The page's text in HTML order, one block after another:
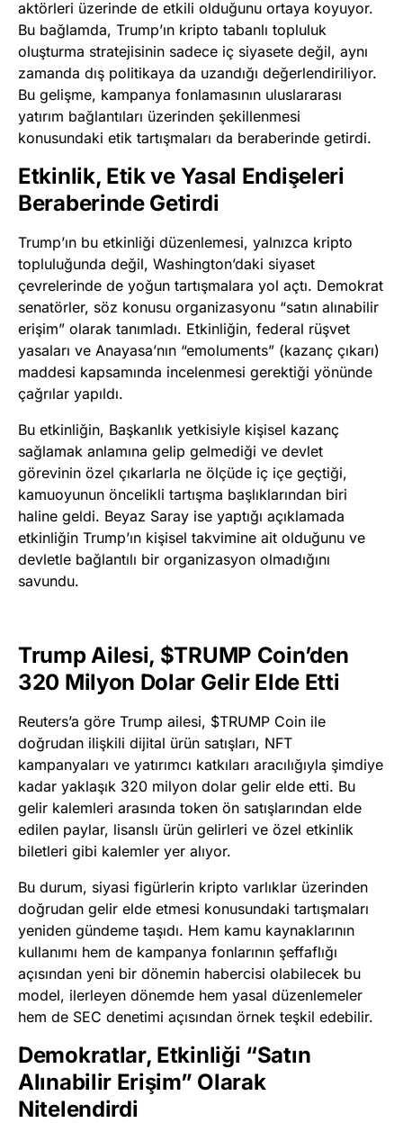
aktörleri üzerinde de etkili olduğunu ortaya koyuyor.
Bu bağlamda, Trump’ın kripto tabanlı topluluk
oluşturma stratejisinin sadece iç siyasete değil, aynı
zamanda dış politikaya da uzandığı değerlendiriliyor.
Bu gelişme, kampanya fonlamasının uluslararası
yatırım bağlantıları üzerinden şekillenmesi
konusundaki etik tartışmaları da beraberinde getirdi.
Etkinlik, Etik ve Yasal Endişeleri
Beraberinde Getirdi
Trump’ın bu etkinliği düzenlemesi, yalnızca kripto
topluluğunda değil, Washington’daki siyaset
çevrelerinde de yoğun tartışmalara yol açtı. Demokrat
senatörler, söz konusu organizasyonu “satın alınabilir
erişim” olarak tanımladı. Etkinliğin, federal rüşvet
yasaları ve Anayasa’nın “emoluments” (kazanç çıkarı)
maddesi kapsamında incelenmesi gerektiği yönünde
çağrılar yapıldı.
Bu etkinliğin, Başkanlık yetkisiyle kişisel kazanç
sağlamak anlamına gelip gelmediği ve devlet
görevinin özel çıkarlarla ne ölçüde iç içe geçtiği,
kamuoyunun öncelikli tartışma başlıklarından biri
haline geldi. Beyaz Saray ise yaptığı açıklamada
etkinliğin Trump’ın kişisel takvimine ait olduğunu ve
devletle bağlantılı bir organizasyon olmadığını
savundu.
Trump Ailesi, $TRUMP Coin’den
320 Milyon Dolar Gelir Elde Etti
Reuters’a göre Trump ailesi, $TRUMP Coin ile
doğrudan ilişkili dijital ürün satışları, NFT
kampanyaları ve yatırımcı katkıları aracılığıyla şimdiye
kadar yaklaşık 320 milyon dolar gelir elde etti. Bu
gelir kalemleri arasında token ön satışlarından elde
edilen paylar, lisanslı ürün gelirleri ve özel etkinlik
biletleri gibi kalemler yer alıyor.
Bu durum, siyasi figürlerin kripto varlıklar üzerinden
doğrudan gelir elde etmesi konusundaki tartışmaları
yeniden gündeme taşıdı. Hem kamu kaynaklarının
kullanımı hem de kampanya fonlarının şeffaflığı
açısından yeni bir dönemin habercisi olabilecek bu
model, ilerleyen dönemde hem yasal düzenlemeler
hem de SEC denetimi açısından örnek teşkil edebilir.
Demokratlar, Etkinliği “Satın
Alınabilir Erişim” Olarak
Nitelendirdi